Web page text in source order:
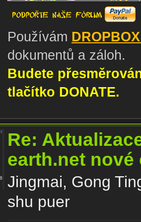
Používám
dokumentů a záloh.
Budete
tlačítko DONATE.
Re:
earth.net nové
Jingmai, Gong
shu puer